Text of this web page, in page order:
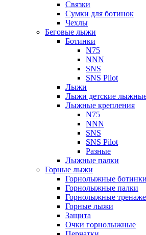
Связки
Сумки для ботинок
Чехлы
Беговые лыжи
Ботинки
N75
NNN
SNS
SNS Pilot
Лыжи
Лыжи детские
Лыжные крепления
N75
NNN
SNS
SNS Pilot
Разные
Лыжные палки
Горные лыжи
Горнoлыжные ботинки
Горнолыжные палки
Горнолыжные
Горные лыжи
Защита
Очки горнолыжные